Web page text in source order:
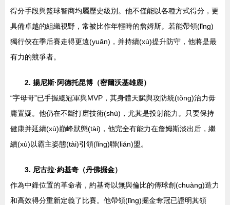
得分手段與籃球智商均屬歷史級別。他不僅能以各種方式得分，更
具備卓越的組織視野，常被比作年輕時的詹姆斯。若能帶領(lǐng)
獨行俠在季后賽走得更遠(yuǎn)，并持續(xù)提升防守，他將是最
有力的競爭者。
2. 揚尼斯·阿德托昆博（密爾沃基雄鹿）
“字母哥”已手握總冠軍與MVP，其身體天賦與攻防統(tǒng)治力毋
庸置疑。他仍在不斷打磨技術(shù)，尤其是投射能力。只要保持
健康并延續(xù)巔峰狀態(tài)，他完全有能力在詹姆斯淡出后，繼
續(xù)以霸主姿態(tài)引領(lǐng)聯(lián)盟。
3. 尼古拉·約基奇（丹佛掘金）
作為中鋒位置的革命者，約基奇以無與倫比的傳球創(chuàng)造力
和高效得分重新定義了比賽。他帶領(lǐng)掘金奪冠已證明其領